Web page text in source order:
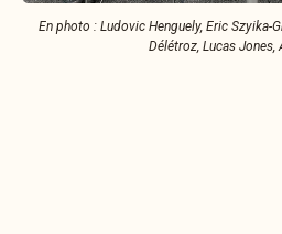
En photo : Ludovic Henguely, Eric Szyika-
Délétroz, Lucas Jones,